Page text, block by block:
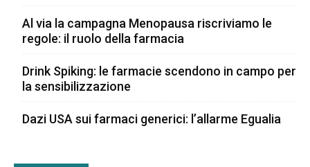
Al via la campagna Menopausa riscriviamo le
regole: il ruolo della farmacia
Drink Spiking: le farmacie scendono in campo per
la sensibilizzazione
Dazi USA sui farmaci generici: l’allarme Egualia